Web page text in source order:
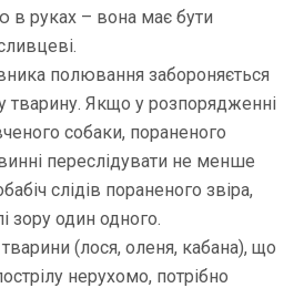
руках – вона має бути
полювання забороняється
тварину. Якщо у розпорядженні
собаки, пораненого
переслідувати не менше
слідів пораненого звіра,
зору один одного.
(лося, оленя, кабана), що
нерухомо, потрібно